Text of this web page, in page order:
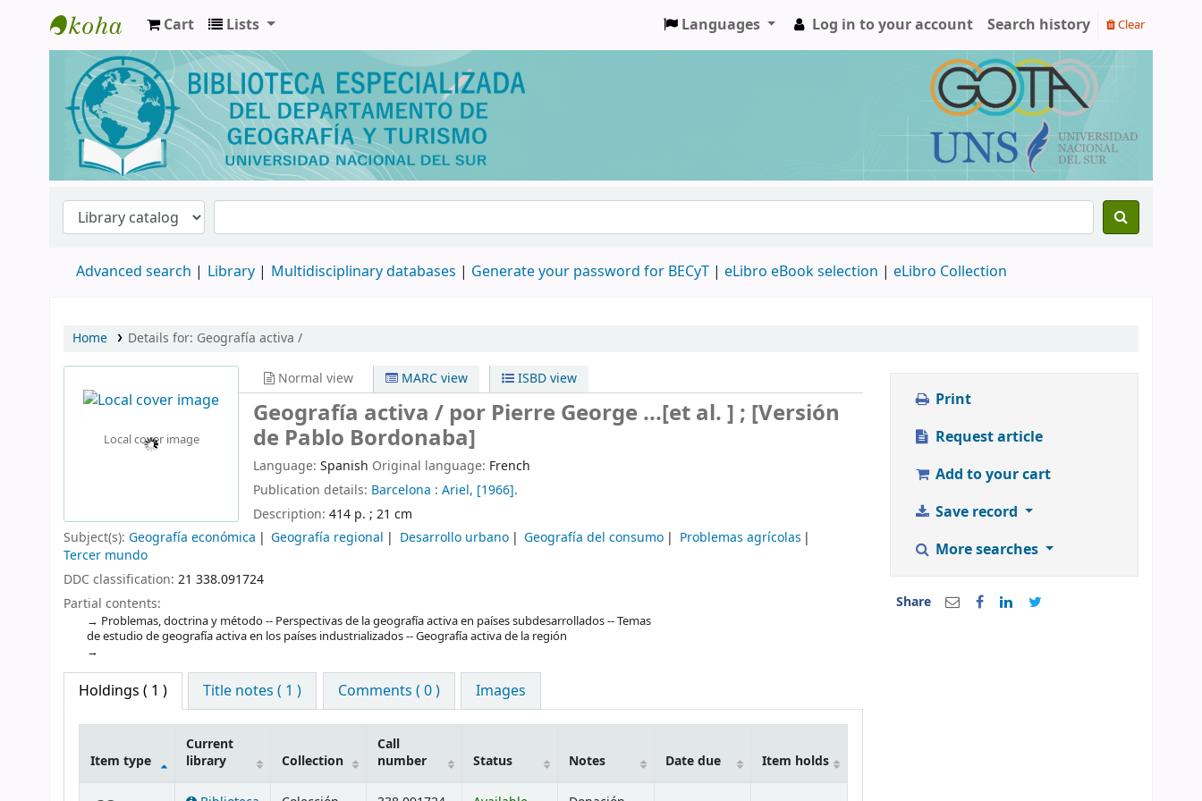
Biblioteca de Geografía y Turismo
Cart Lists Languages Log in to your account Search history Clear
Advanced search Library Multidisciplinary databases | Generate your password for BECyT | eLibro eBook selection | eLibro Collection
Home Details for: Geografía activa /
Local cover image
Normal view MARC view ISBD view
Geografía activa / por Pierre George ...[et al. ] ; [Versión
de Pablo Bordonaba]
Language: Spanish Original language: French
Publication details: Barcelona : Ariel, [1966].
Description: 414 p. ; 21 cm
Subject(s): Geografía económica Geografía regional Desarrollo urbano Geografía del consumo
Problemas agrícolas
Tercer mundo
DDC classification: 21 338.091724
Partial contents:
Problemas, doctrina y método -- Perspectivas de la geografía activa en países subdesarrollados -- Temas
de estudio de geografía activa en los países industrializados -- Geografía activa de la región
Holdings ( 1 ) Title notes ( 1 ) Comments ( 0 ) Images
Item type
Current
library
Collection
Call
number
Status Notes Date due Item holds
Print
Request article
Add to your cart
Save record
More searches
Share